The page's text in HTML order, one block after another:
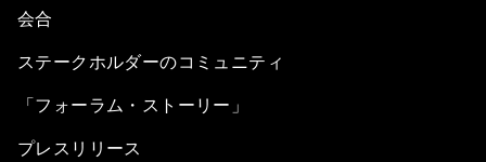
会合
ステークホルダーのコミュニティ
「フォーラム・ストーリー」
プレスリリース